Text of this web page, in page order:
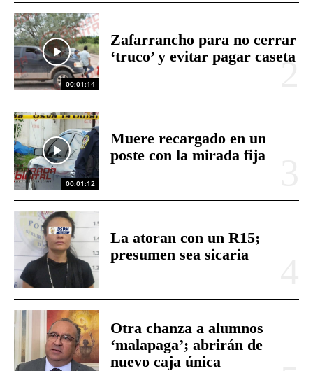
00:01:14
Zafarrancho para no cerrar
‘truco’ y evitar pagar caseta
00:01:12
Muere recargado en un
poste con la mirada fija
La atoran con un R15;
presumen sea sicaria
Otra chanza a alumnos
‘malapaga’; abrirán de
nuevo caja única